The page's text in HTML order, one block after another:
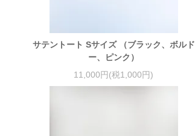
サテントート Sサイズ （ブラック、ボルド
ー、ピンク）
11,000円(税1,000円)